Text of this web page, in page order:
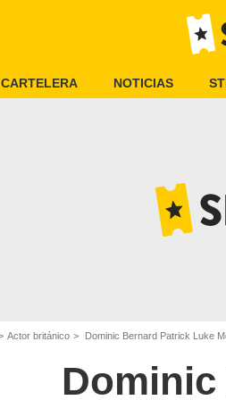
CARTELERA NOTICIAS
Actor británico Dominic Bernard Patrick Luke
Dominic